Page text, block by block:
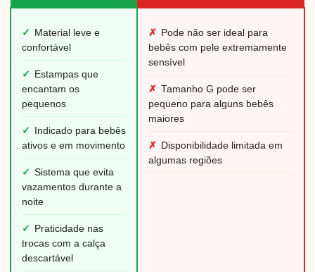
✓
Material leve e
confortável
✓
Estampas que
encantam os
pequenos
✓
Indicado para bebês
ativos e em movimento
✓ Sistema que evita
vazamentos durante a
noite
✓
Praticidade nas
trocas com a calça
descartável
✗ Pode não ser ideal para
bebês com pele extremamente
sensível
✗ Tamanho G pode ser
pequeno para alguns bebês
maiores
✗ Disponibilidade limitada em
algumas regiões